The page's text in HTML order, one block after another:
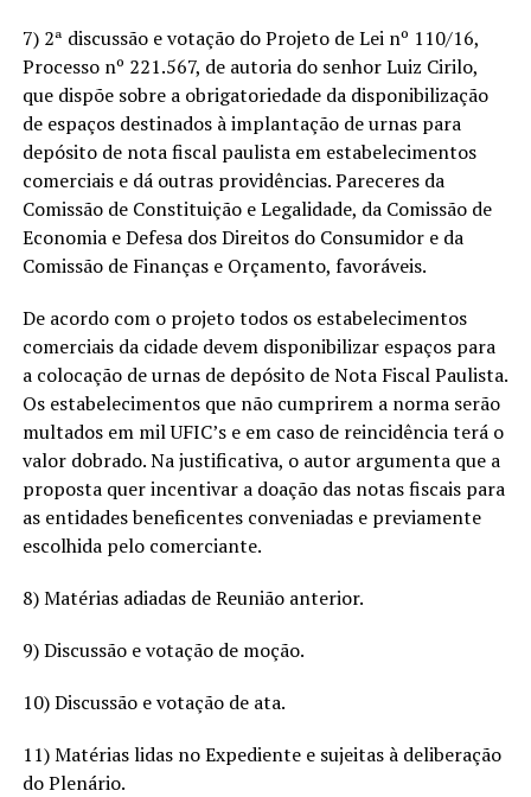
7) 2ª discussão e votação do Projeto de Lei nº 110/16,
Processo nº 221.567, de autoria do senhor Luiz Cirilo,
que dispõe sobre a obrigatoriedade da disponibilização
de espaços destinados à implantação de urnas para
depósito de nota fiscal paulista em estabelecimentos
comerciais e dá outras providências. Pareceres da
Comissão de Constituição e Legalidade, da Comissão de
Economia e Defesa dos Direitos do Consumidor e da
Comissão de Finanças e Orçamento, favoráveis.
De acordo com o projeto todos os estabelecimentos
comerciais da cidade devem disponibilizar espaços para
a colocação de urnas de depósito de Nota Fiscal Paulista.
Os estabelecimentos que não cumprirem a norma serão
multados em mil UFIC’s e em caso de reincidência terá o
valor dobrado. Na justificativa, o autor argumenta que a
proposta quer incentivar a doação das notas fiscais para
as entidades beneficentes conveniadas e previamente
escolhida pelo comerciante.
8) Matérias adiadas de Reunião anterior.
9) Discussão e votação de moção.
10) Discussão e votação de ata.
11) Matérias lidas no Expediente e sujeitas à deliberação
do Plenário.